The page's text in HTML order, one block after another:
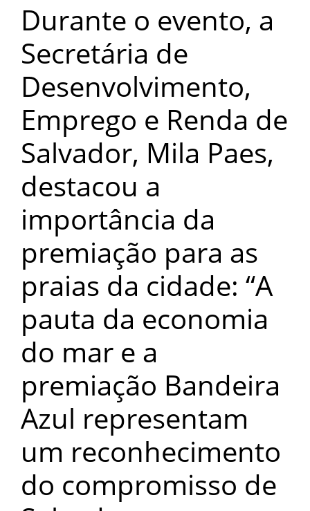
Durante o evento, a
Secretária de
Desenvolvimento,
Emprego e Renda de
Salvador, Mila Paes,
destacou a
importância da
premiação para as
praias da cidade: “A
pauta da economia
do mar e a
premiação Bandeira
Azul representam
um reconhecimento
do compromisso de